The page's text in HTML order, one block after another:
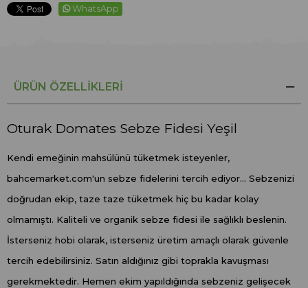
WhatsApp
ÜRÜN ÖZELLIKLERI
Oturak Domates Sebze Fidesi Yeşil
Kendi emeğinin mahsülünü tüketmek isteyenler,
bahcemarket.com'un sebze fidelerini tercih ediyor... Sebzenizi
doğrudan ekip, taze taze tüketmek hiç bu kadar kolay
olmamıştı. Kaliteli ve organik sebze fidesi ile sağlıklı beslenin.
İsterseniz hobi olarak, isterseniz üretim amaçlı olarak güvenle
tercih edebilirsiniz. Satın aldığınız gibi toprakla kavuşması
gerekmektedir. Hemen ekim yapıldığında sebzeniz gelişecek